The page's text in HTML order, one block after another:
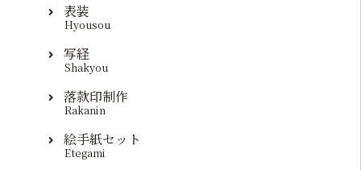
表装
Hyousou
写経
Shakyou
落款印制作
Rakanin
絵手紙セット
Etegami